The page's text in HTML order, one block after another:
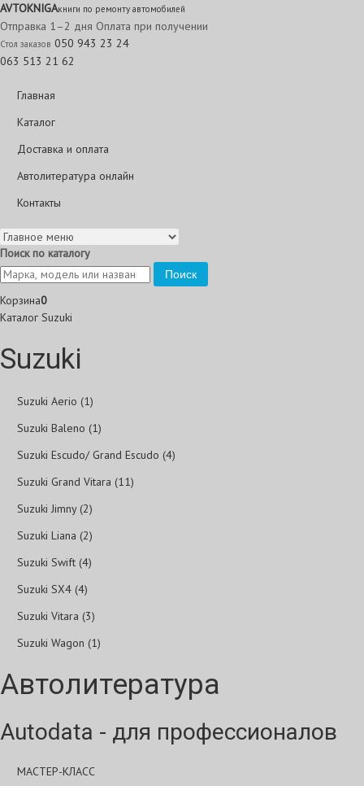
AVTOKNIGAкниги по ремонту автомобилей
Отправка 1–2 дня Оплата при получении
Стол заказов 050 943 23 24
063 513 21 62
Главная
Каталог
Доставка и оплата
Автолитература онлайн
Контакты
Поиск по каталогу
Поиск
Корзина0
Каталог Suzuki
Suzuki
Suzuki Aerio (1)
Suzuki Baleno (1)
Suzuki Escudo/ Grand Escudo (4)
Suzuki Grand Vitara (11)
Suzuki Jimny (2)
Suzuki Liana (2)
Suzuki Swift (4)
Suzuki SX4 (4)
Suzuki Vitara (3)
Suzuki Wagon (1)
Автолитература
Autodata - для профессионалов
МАСТЕР-КЛАСС